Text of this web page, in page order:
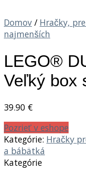
Domov / Hračky,
najmenších
LEGO®
Veľký box
39.90 €
Pozrieť v eshope
Kategórie: Hračky
a bábätká
Kategórie